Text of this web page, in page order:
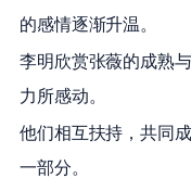
的感情逐渐升温。
李明欣赏张薇的成熟
力所感动。
他们相互扶持，共同
一部分。